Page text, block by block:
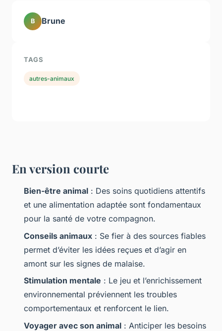
En version courte
Bien-être animal : Des soins quotidiens attentifs
et une alimentation adaptée sont fondamentaux
pour la santé de votre compagnon.
Conseils animaux : Se fier à des sources fiables
permet d’éviter les idées reçues et d’agir en
amont sur les signes de malaise.
Stimulation mentale : Le jeu et l’enrichissement
environnemental préviennent les troubles
comportementaux et renforcent le lien.
Voyager avec son animal : Anticiper les besoins
B Brune
TAGS
autres-animaux